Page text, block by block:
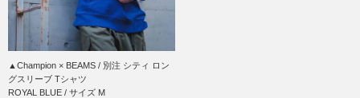
▲Champion × BEAMS / 別注 シティ ロン
グスリーブ Tシャツ
ROYAL BLUE / サイズ M